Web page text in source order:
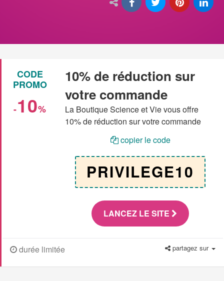
CODE
PROMO
-10%
10% de réduction sur
votre commande
La Boutique Science et Vie vous offre
10% de réduction sur votre commande
copier le code
PRIVILEGE10
LANCEZ LE SITE
durée limitée partagez sur